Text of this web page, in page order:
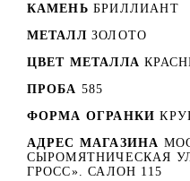
КАМЕНЬ БРИЛЛИАНТ
МЕТАЛЛ ЗОЛОТО
ЦВЕТ МЕТАЛЛА
ПРОБА 585
ФОРМА ОГРАНКИ
АДРЕС МАГАЗИНА
СЫРОМЯТНИЧЕСКАЯ
ГРОСС». САЛОН 115